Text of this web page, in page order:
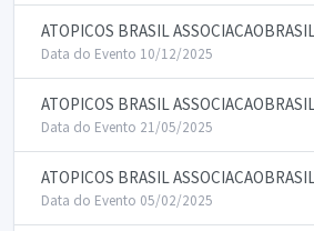
ATOPICOS BRASIL
Data do Evento 10/12/2025
ATOPICOS BRASIL
Data do Evento 21/05/2025
ATOPICOS BRASIL
Data do Evento 05/02/2025